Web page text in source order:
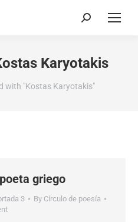
Karyotakis
with "Kostas Karyotakis"
griego
3 By Círculo de poesía